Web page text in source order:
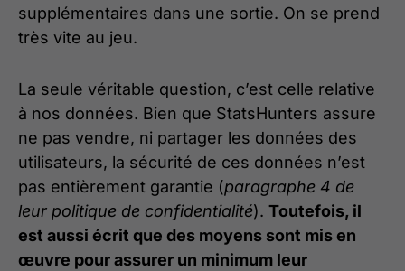
supplémentaires dans une sortie. On se prend
très vite au jeu.
La seule véritable question, c’est celle relative
à nos données. Bien que StatsHunters assure
ne pas vendre, ni partager les données des
utilisateurs, la sécurité de ces données n’est
pas entièrement garantie (paragraphe 4 de
leur politique de confidentialité). Toutefois, il
est aussi écrit que des moyens sont mis en
œuvre pour assurer un minimum leur